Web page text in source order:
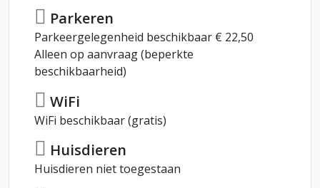
Parkeren
Parkeergelegenheid beschikbaar € 22,50
Alleen op aanvraag (beperkte
beschikbaarheid)
WiFi
WiFi beschikbaar (gratis)
Huisdieren
Huisdieren niet toegestaan